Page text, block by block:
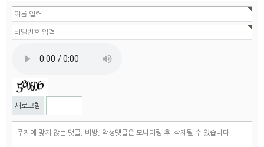
새로고침